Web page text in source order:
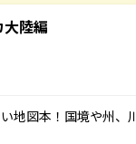
陸編
地図本！国境や州、